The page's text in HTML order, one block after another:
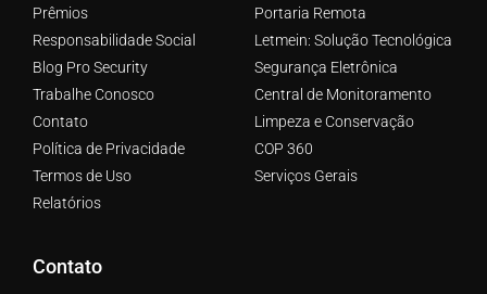
Prêmios
Responsabilidade Social
Blog Pro Security
Trabalhe Conosco
Contato
Política de Privacidade
Termos de Uso
Relatórios
Portaria Remota
Letmein: Solução Tecnológica
Segurança Eletrônica
Central de Monitoramento
Limpeza e Conservação
COP 360
Serviços Gerais
Contato